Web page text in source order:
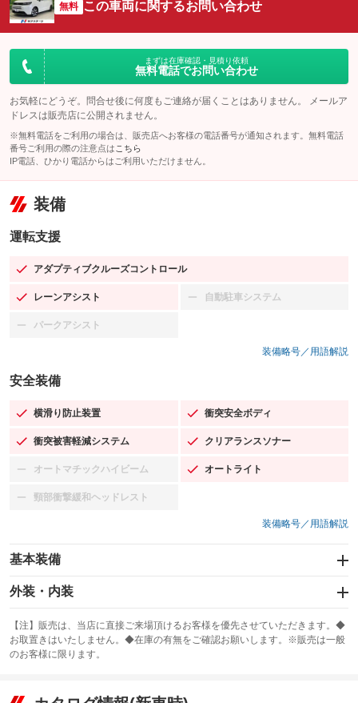
無料 この車両に関するお問い合わせ
まずは在庫確認・見積り依頼
無料電話でお問い合わせ
お気軽にどうぞ。問合せ後に何度もご連絡が届くことはありません。 メールア
ドレスは販売店に公開されません。
※無料電話をご利用の場合は、販売店へお客様の電話番号が通知されます。無料電話
番号ご利用の際の注意点は こちら
IP電話、ひかり電話からはご利用いただけません。
装備
運転支援
アダプティブクルーズコントロール
：装備あり
レーンアシスト
：装備あり 自動駐車システム
：装備なし
パークアシスト
：装備なし
装備略号／用語解説
安全装備
横滑り防止装置
：装備あり 衝突安全ボディ
：装備あり
衝突被害軽減システム
：装備あり クリアランスソナー
：装備あり
オートマチックハイビーム
：装備なし オートライト
：装備あり
頸部衝撃緩和ヘッドレスト
：装備なし
装備略号／用語解説
基本装備
エアバッグ：運転席/助手席/サイド
：装備あり
：装備あり
サンルーフ
：装備なし ABS
リフトアップ
外装・内装
カーナビ
：装備なし
TV
：装備なし
【注】販売は、当店に直接ご来場頂けるお客様を優先させていただきます。◆
お取置きはいたしません。◆在庫の有無をご確認お願いします。※販売は一般
のお客様に限ります。